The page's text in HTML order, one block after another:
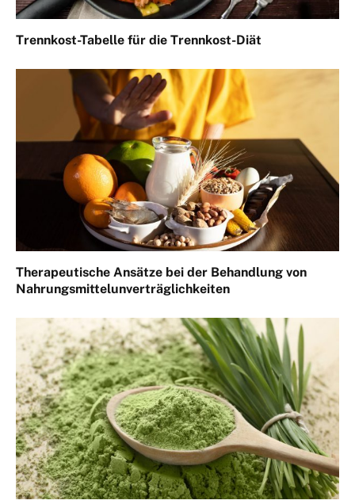
Trennkost-Tabelle für die Trennkost-Diät
Therapeutische Ansätze bei der Behandlung von
Nahrungsmittelunverträglichkeiten